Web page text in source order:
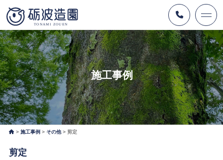
施工事例
施工事例 その他 剪定
剪定